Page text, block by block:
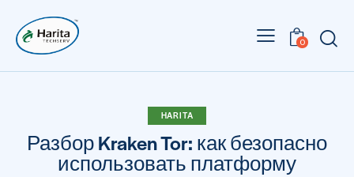
0
HARITA
Разбор Kraken Tor: как безопасно
использовать платформу